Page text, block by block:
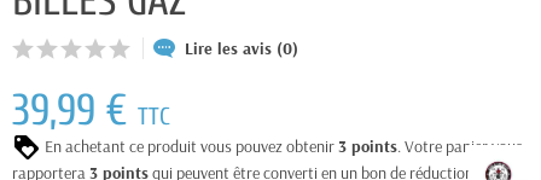
Lire les avis (0)
39,99 € TTC
En achetant ce produit vous pouvez obtenir3 points. Votre panier vous
rapportera3 pointsqui peuvent être converti en un bon de réduction de